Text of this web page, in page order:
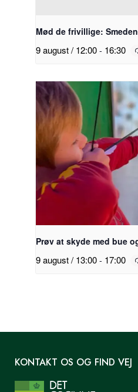
Mød de frivillige:
9 august / 12:00- 16:30
Prøv at skyde med bue
9 august / 13:00- 17:00
KONTAKT OS OG FIND VEJ